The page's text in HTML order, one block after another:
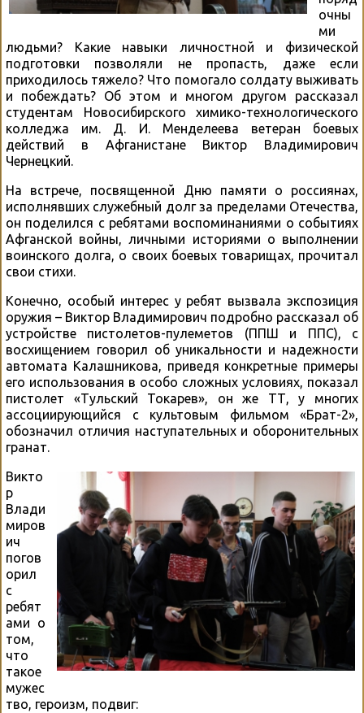
очны
ми
людьми? Какие навыки личностной и физической
подготовки позволяли не пропасть, даже если
приходилось тяжело? Что помогало солдату выживать
и побеждать? Об этом и многом другом рассказал
студентам Новосибирского химико-технологического
колледжа им. Д. И. Менделеева ветеран боевых
действий в Афганистане Виктор Владимирович
Чернецкий.
На встрече, посвященной Дню памяти о россиянах,
исполнявших служебный долг за пределами Отечества,
он поделился с ребятами воспоминаниями о событиях
Афганской войны, личными историями о выполнении
воинского долга, о своих боевых товарищах, прочитал
свои стихи.
Конечно, особый интерес у ребят вызвала экспозиция
оружия – Виктор Владимирович подробно рассказал об
устройстве пистолетов-пулеметов (ППШ и ППС), с
восхищением говорил об уникальности и надежности
автомата Калашникова, приведя конкретные примеры
его использования в особо сложных условиях, показал
пистолет «Тульский Токарев», он же ТТ, у многих
ассоциирующийся с культовым фильмом «Брат-2»,
обозначил отличия наступательных и оборонительных
гранат.
Викто
р
Влади
миров
ич
погов
орил
с
ребят
ами о
том,
что
такое
мужес
тво, героизм, подвиг: